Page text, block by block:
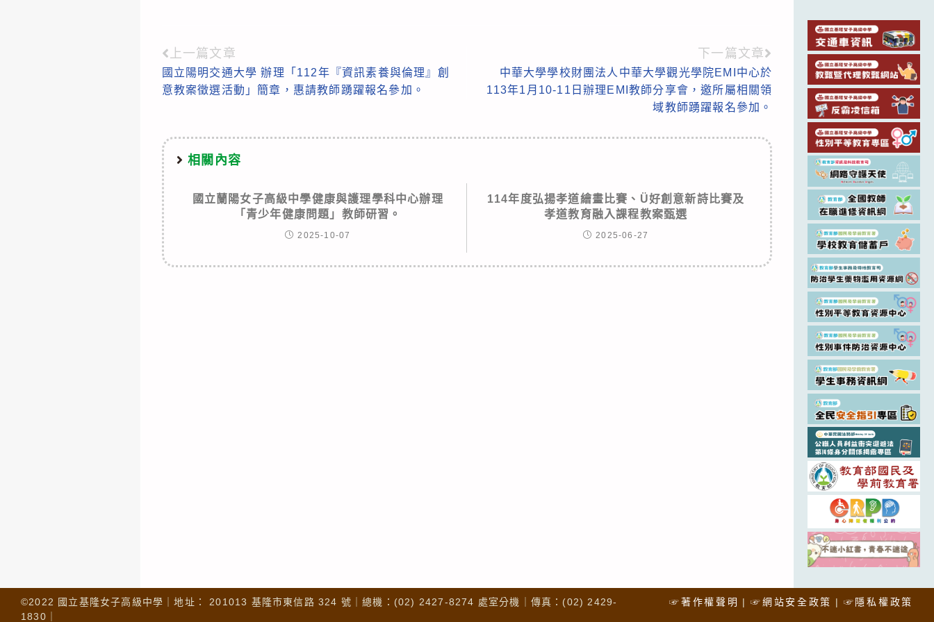
Read
more
上一篇文章
國立陽明交通大學 辦理「112年『資訊素養與倫理』創
意教案徵選活動」簡章，惠請教師踴躍報名參加。
下一篇文章
中華大學學校財團法人中華大學觀光學院EMI中心於
113年1月10-11日辦理EMI教師分享會，邀所屬相關領
域教師踴躍報名參加。
相關內容
國立蘭陽女子高級中學健康與護理學科中心辦理
「青少年健康問題」教師研習。
2025-10-07
114年度弘揚孝道繪畫比賽、Ü好創意新詩比賽及
孝道教育融入課程教案甄選
2025-06-27
☞著作權聲明 ☞網站安全政策 ☞隱私權政策
©2022 國立基隆女子高級中學｜地址： 201013 基隆市東信路 324 號｜總機：(02) 2427-8274 處室分機｜傳真：(02) 2429-
1830｜